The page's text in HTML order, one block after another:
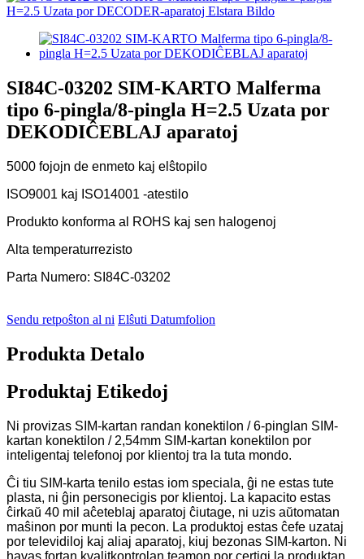
SI84C-03202 SIM-KARTO Malferma
tipo 6-pingla/8-pingla H=2.5 Uzata por
DEKODIĈEBLAJ aparatoj
5000 fojojn de enmeto kaj elŝtopilo
ISO9001 kaj ISO14001 -atestilo
Produkto konforma al ROHS kaj sen halogenoj
Alta temperaturrezisto
Parta Numero: SI84C-03202
Sendu retpoŝton al ni Elŝuti Datumfolion
Produkta Detalo
Produktaj Etikedoj
Ni provizas SIM-kartan randan konektilon / 6-pinglan SIM-
kartan konektilon / 2,54mm SIM-kartan konektilon por
inteligentaj telefonoj por klientoj tra la tuta mondo.
Ĉi tiu SIM-karta tenilo estas iom speciala, ĝi ne estas tute
plasta, ni ĝin personecigis por klientoj. La kapacito estas
ĉirkaŭ 40 mil aĉeteblaj aparatoj ĉiutage, ni uzis aŭtomatan
maŝinon por munti la pecon. La produktoj estas ĉefe uzataj
por televidiloj kaj aliaj aparatoj, kiuj bezonas SIM-karton. Ni